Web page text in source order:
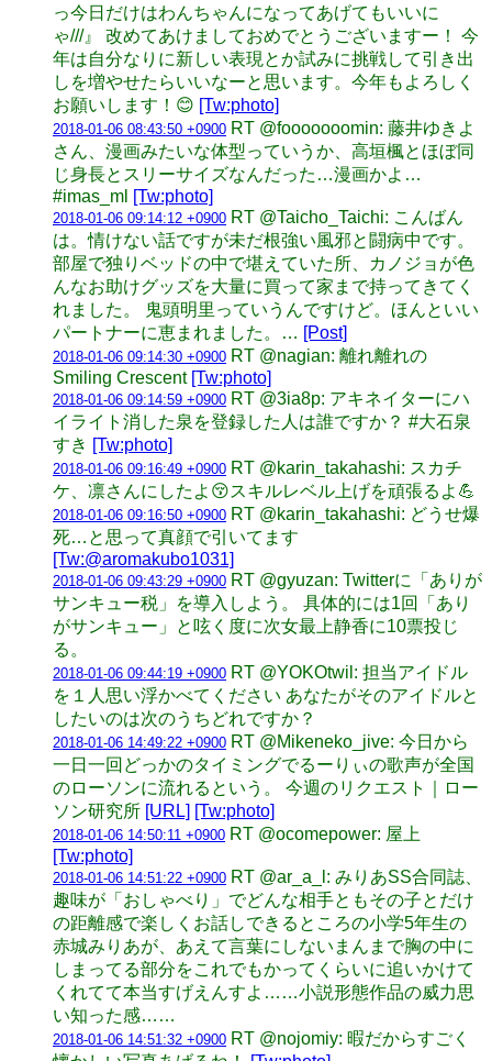
っ今日だけはわんちゃんになってあげてもいいに
ゃ///』 改めてあけましておめでとうございますー！ 今
年は自分なりに新しい表現とか試みに挑戦して引き出
しを増やせたらいいなーと思います。今年もよろしく
お願いします！😊 [Tw:photo]
2018-01-06 08:43:50 +0900 RT @fooooooomin: 藤井ゆきよ
さん、漫画みたいな体型っていうか、高垣楓とほぼ同
じ身長とスリーサイズなんだった…漫画かよ…
#imas_ml [Tw:photo]
2018-01-06 09:14:12 +0900 RT @Taicho_Taichi: こんばん
は。情けない話ですが未だ根強い風邪と闘病中です。
部屋で独りベッドの中で堪えていた所、カノジョが色
んなお助けグッズを大量に買って家まで持ってきてく
れました。 鬼頭明里っていうんですけど。ほんといい
パートナーに恵まれました。… [Post]
2018-01-06 09:14:30 +0900 RT @nagian: 離れ離れの
Smiling Crescent [Tw:photo]
2018-01-06 09:14:59 +0900 RT @3ia8p: アキネイターにハ
イライト消した泉を登録した人は誰ですか？ #大石泉
すき [Tw:photo]
2018-01-06 09:16:49 +0900 RT @karin_takahashi: スカチ
ケ、凛さんにしたよ😚スキルレベル上げを頑張るよ💪
2018-01-06 09:16:50 +0900 RT @karin_takahashi: どうせ爆
死…と思って真顔で引いてます
[Tw:@aromakubo1031]
2018-01-06 09:43:29 +0900 RT @gyuzan: Twitterに「ありが
サンキュー税」を導入しよう。 具体的には1回「あり
がサンキュー」と呟く度に次女最上静香に10票投じ
る。
2018-01-06 09:44:19 +0900 RT @YOKOtwil: 担当アイドル
を１人思い浮かべてください あなたがそのアイドルと
したいのは次のうちどれですか？
2018-01-06 14:49:22 +0900 RT @Mikeneko_jive: 今日から
一日一回どっかのタイミングでるーりぃの歌声が全国
のローソンに流れるという。 今週のリクエスト｜ロー
ソン研究所 [URL] [Tw:photo]
2018-01-06 14:50:11 +0900 RT @ocomepower: 屋上
[Tw:photo]
2018-01-06 14:51:22 +0900 RT @ar_a_l: みりあSS合同誌、
趣味が「おしゃべり」でどんな相手ともその子とだけ
の距離感で楽しくお話しできるところの小学5年生の
赤城みりあが、あえて言葉にしないまんまで胸の中に
しまってる部分をこれでもかってくらいに追いかけて
くれてて本当すげえんすよ……小説形態作品の威力思
い知った感……
2018-01-06 14:51:32 +0900 RT @nojomiy: 暇だからすごく